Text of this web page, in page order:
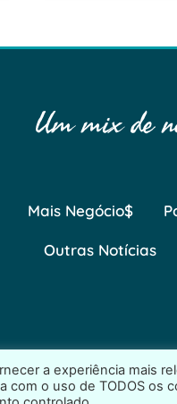
Um mix de
Mais Negócio$
Outras Notícias
reservados
a experiência mais
com o uso de TODOS